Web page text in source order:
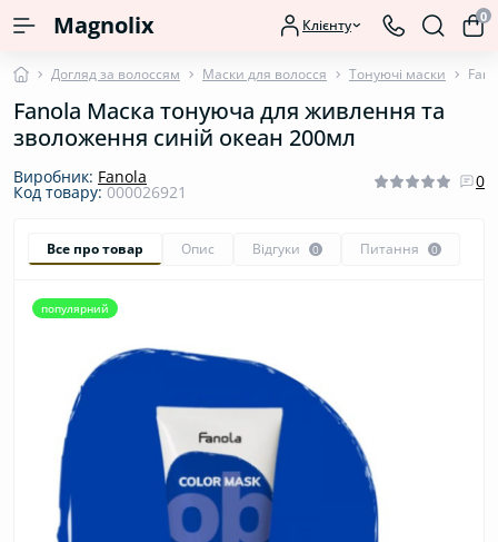
Magnolix Клієнту 0
Догляд за волоссям Маски для волосся Тонуючі маски
Fanola Маска тонуюча для живлення та
зволоження синій океан 200мл
Виробник: Fanola
Код товару:000026921
0
Все про товар Опис Відгуки 0 Питання 0
популярний